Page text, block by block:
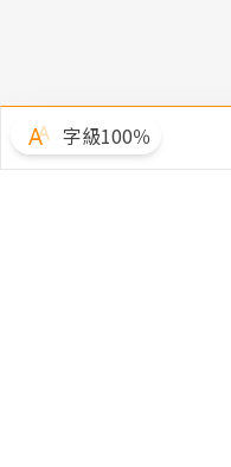
字級100％